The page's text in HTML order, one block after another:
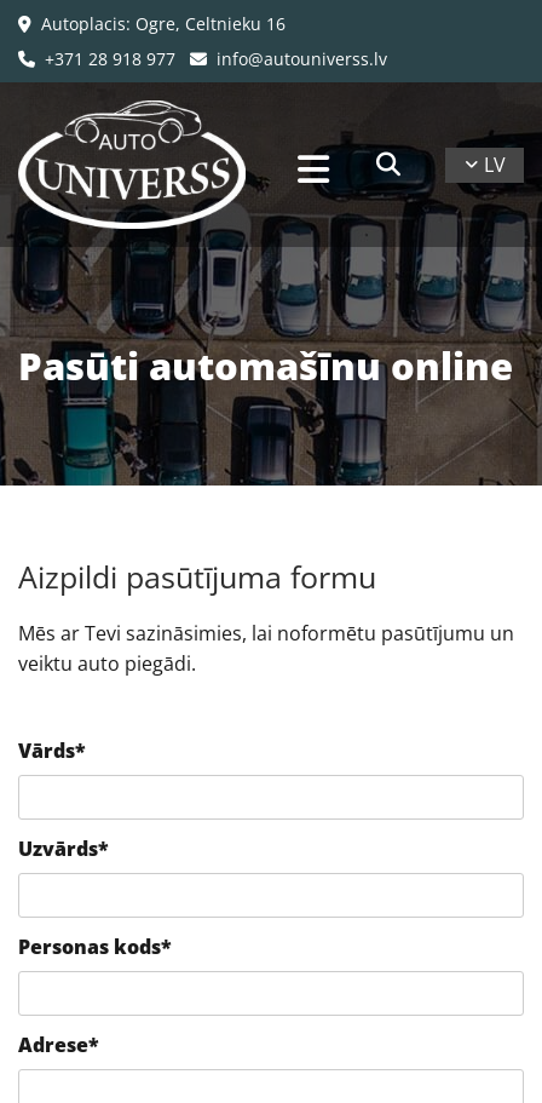
 Autoplacis: Ogre, Celtnieku 16
 +371 28 918 977  info@autouniverss.lv
LV
Pasūti automašīnu online
Aizpildi pasūtījuma formu
Mēs ar Tevi sazināsimies, lai noformētu pasūtījumu un
veiktu auto piegādi.
Vārds*
Uzvārds*
Personas kods*
Adrese*